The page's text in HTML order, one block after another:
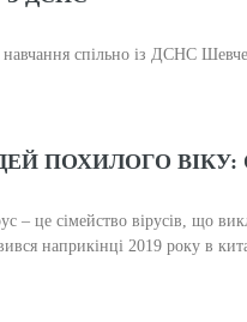
спільно із ДСНС
ПОХИЛОГО
– це сімейство вірусів, що
наприкінці 2019 року в